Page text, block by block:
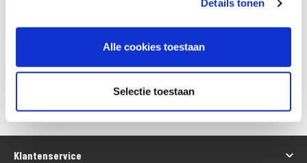
Details tonen
Alle cookies toestaan
Selectie toestaan
Klantenservice